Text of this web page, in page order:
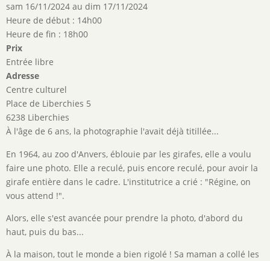
sam 16/11/2024 au dim 17/11/2024
Heure de début : 14h00
Heure de fin : 18h00
Prix
Entrée libre
Adresse
Centre culturel
Place de Liberchies 5
6238 Liberchies
À l'âge de 6 ans, la photographie l'avait déjà titillée...
En 1964, au zoo d'Anvers, éblouie par les girafes, elle a voulu
faire une photo. Elle a reculé, puis encore reculé, pour avoir la
girafe entière dans le cadre. L'institutrice a crié : "Régine, on
vous attend !".
Alors, elle s'est avancée pour prendre la photo, d'abord du
haut, puis du bas...
À la maison, tout le monde a bien rigolé ! Sa maman a collé les